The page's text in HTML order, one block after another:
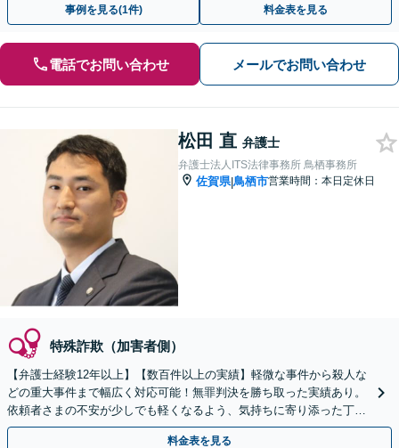
事例を見る(1件) 料金表を見る
電話でお問い合わせ メールでお問い合わせ
松田 直 弁護士
弁護士法人ITS法律事務所 鳥栖事務所
佐賀県|鳥栖市営業時間：本日定休日
特殊詐欺（加害者側）
【弁護士経験12年以上】【数百件以上の実績】軽微な事件から殺人な
どの重大事件まで幅広く対応可能！無罪判決を勝ち取った実績あり。
依頼者さまの不安が少しでも軽くなるよう、気持ちに寄り添った丁寧
な説明を心がけています【初回相談無料】
料金表を見る